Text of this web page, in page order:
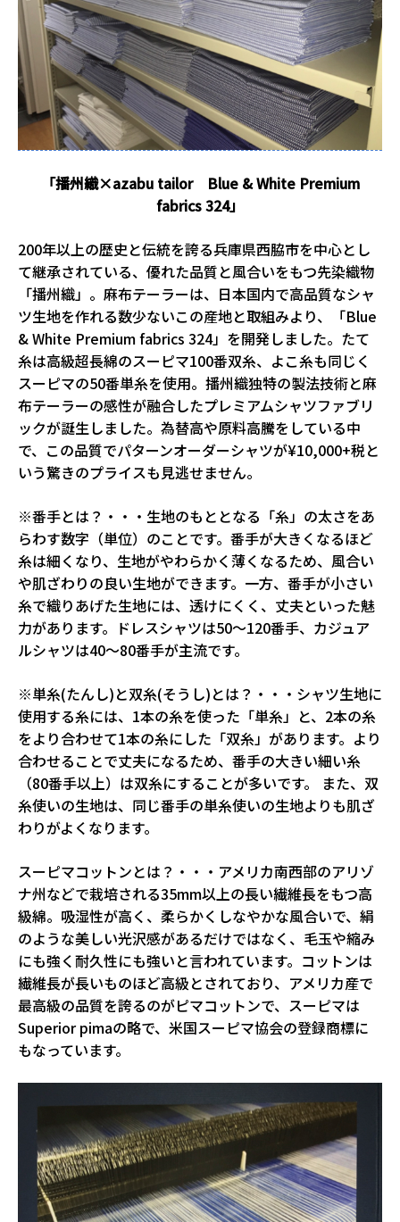
「播州織×azabu tailor Blue & White Premium
fabrics 324」
200年以上の歴史と伝統を誇る兵庫県西脇市を中心とし
て継承されている、優れた品質と風合いをもつ先染織物
「播州織」。麻布テーラーは、日本国内で高品質なシャ
ツ生地を作れる数少ないこの産地と取組みより、「Blue
& White Premium fabrics 324」を開発しました。たて
糸は高級超長綿のスーピマ100番双糸、よこ糸も同じく
スーピマの50番単糸を使用。播州織独特の製法技術と麻
布テーラーの感性が融合したプレミアムシャツファブリ
ックが誕生しました。為替高や原料高騰をしている中
で、この品質でパターンオーダーシャツが¥10,000+税と
いう驚きのプライスも見逃せません。
※番手とは？・・・生地のもととなる「糸」の太さをあ
らわす数字（単位）のことです。番手が大きくなるほど
糸は細くなり、生地がやわらかく薄くなるため、風合い
や肌ざわりの良い生地ができます。一方、番手が小さい
糸で織りあげた生地には、透けにくく、丈夫といった魅
力があります。ドレスシャツは50～120番手、カジュア
ルシャツは40～80番手が主流です。
※単糸(たんし)と双糸(そうし)とは？・・・シャツ生地に
使用する糸には、1本の糸を使った「単糸」と、2本の糸
をより合わせて1本の糸にした「双糸」があります。より
合わせることで丈夫になるため、番手の大きい細い糸
（80番手以上）は双糸にすることが多いです。 また、双
糸使いの生地は、同じ番手の単糸使いの生地よりも肌ざ
わりがよくなります。
スーピマコットンとは？・・・アメリカ南西部のアリゾ
ナ州などで栽培される35mm以上の長い繊維長をもつ高
級綿。吸湿性が高く、柔らかくしなやかな風合いで、絹
のような美しい光沢感があるだけではなく、毛玉や縮み
にも強く耐久性にも強いと言われています。コットンは
繊維長が長いものほど高級とされており、アメリカ産で
最高級の品質を誇るのがピマコットンで、スーピマは
Superior pimaの略で、米国スーピマ協会の登録商標に
もなっています。